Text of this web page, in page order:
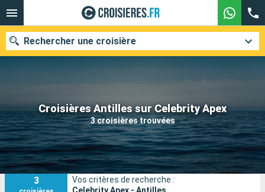
Croisières Antilles sur Celebrity Apex
3 croisières trouvées
Rechercher une croisière
Nos destinations
Mois de départ
Ports Compagnies
3
Vos critères de recherche :